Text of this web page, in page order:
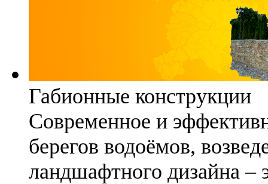
Габионные конструкции
Современное и
берегов водоёмов,
ландшафтного дизайна